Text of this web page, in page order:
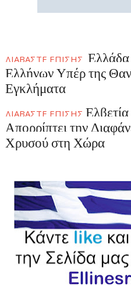
ΔΙΑΒΑΣΤΕ ΕΠΙΣΗΣ Ελλάδα
Ελλήνων Υπέρ της
Εγκλήματα
ΔΙΑΒΑΣΤΕ ΕΠΙΣΗΣ
Απορρίπτει την
Χρυσού στη Χώρα